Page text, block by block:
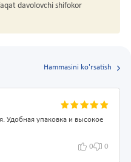
davolovchi shifokor
Hammasini ko'rsatish
Удобная упаковка и высокое
0 0